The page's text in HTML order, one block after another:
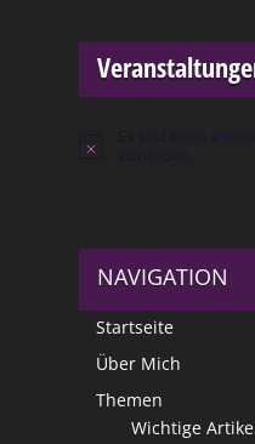
Hinweis
NAVIGATION
Startseite
Über Mich
Themen
Wichtige